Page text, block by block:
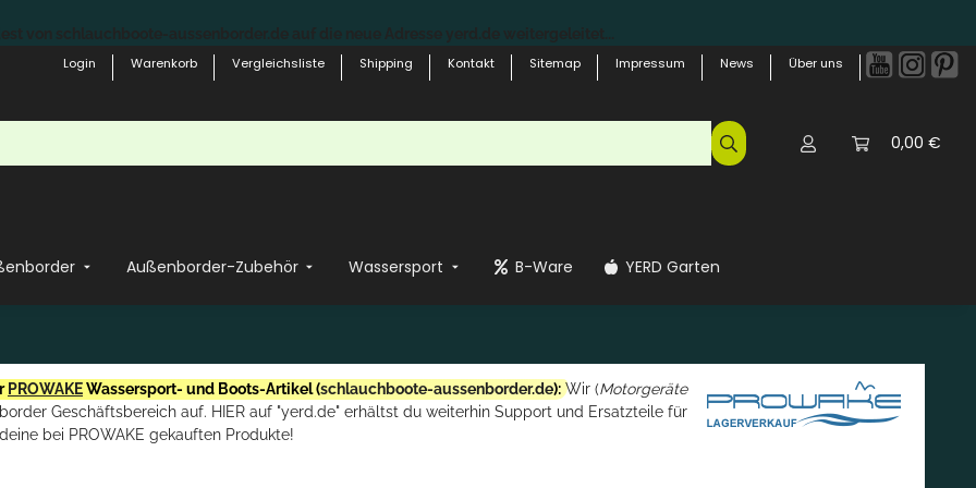
Login
Warenkorb Vergleichsliste Shipping Kontakt Sitemap Impressum News Über uns
0,00 €
Außenborder-Zubehör Wassersport B-Ware YERD Garten
PROWAKEWassersport- und Boots-Artikel (schlauchboote-aussenborder.de): Wir (Motorgeräte
Geschäftsbereich auf. HIER auf "yerd.de" erhältst du weiterhin Support und Ersatzteile für
deine bei PROWAKE gekauften Produkte!